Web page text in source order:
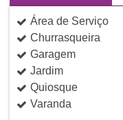
Área de Serviço
Churrasqueira
Garagem
Jardim
Quiosque
Varanda